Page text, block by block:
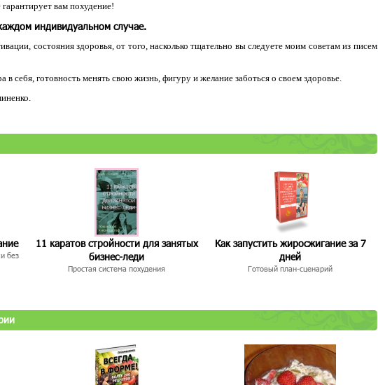
вам похудение!
индивидуальном случае.
состояния здоровья, от того, насколько тщательно вы следуете моим советам из писем
в себя, готовность менять свою жизнь, фигуру и желание заботься о своем здоровье.
без
11 каратов стройности для занятых
бизнес-леди
Простая система похудения
Как запустить жиросжигание за 7
дней
Готовый план-сценарий